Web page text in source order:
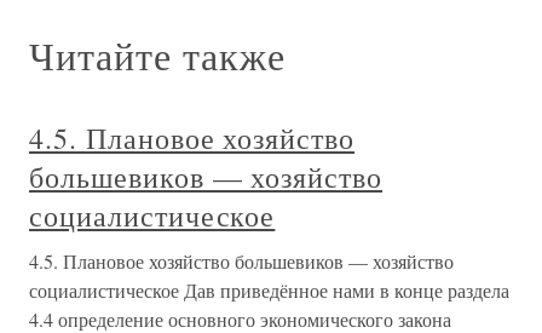
Читайте также
4.5. Плановое хозяйство
большевиков — хозяйство
социалистическое
4.5. Плановое хозяйство большевиков — хозяйство
социалистическое Дав приведённое нами в конце раздела
4.4 определение основного экономического закона